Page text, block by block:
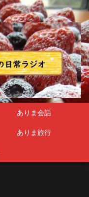
ありま会話
ありま旅行